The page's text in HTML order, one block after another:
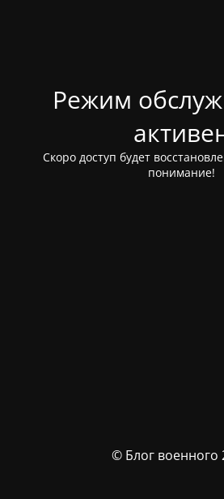
Режим
Скоро доступ будет
понимание!
© Блог военного